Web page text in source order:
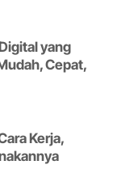
yang
Cepat,
Kerja,